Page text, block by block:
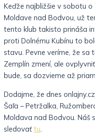
Keďže najbližšie v sobotu
Moldave nad Bodvou, už
tento klub takisto prináša
proti Dolnému Kubínu to
stavu. Pevne veríme, že sa
Zemplín zmení, ale
bude, sa dozvieme až
Dodajme, že dnes
Šaľa – Petržalka,
Moldava nad Bodvou. Náš
sledovať tu.